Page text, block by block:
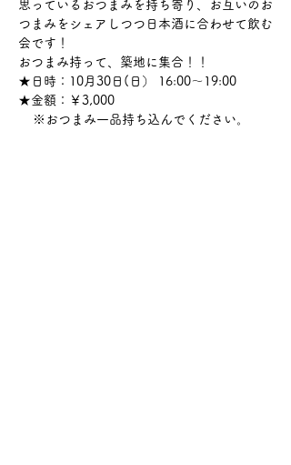
思っているおつまみを持ち寄り、お互いのお
つまみをシェアしつつ日本酒に合わせて飲む
会です！
おつまみ持って、築地に集合！！
★日時：10月30日(日） 16:00～19:00
★金額：￥3,000
※おつまみ一品持ち込んでください。